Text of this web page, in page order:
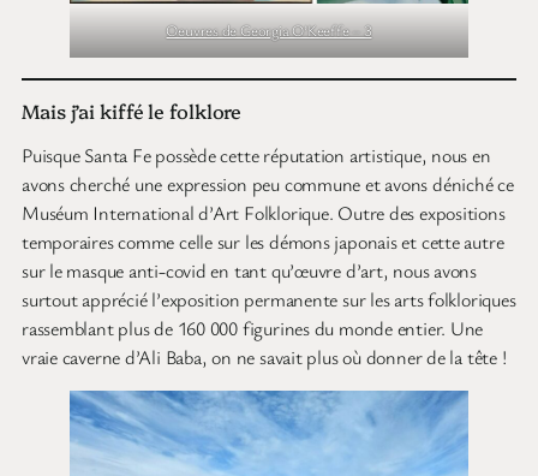
Oeuvres de Georgia O’Keeffe – 3
Mais j’ai kiffé le folklore
Puisque Santa Fe possède cette réputation artistique, nous en
avons cherché une expression peu commune et avons déniché ce
Muséum International d’Art Folklorique. Outre des expositions
temporaires comme celle sur les démons japonais et cette autre
sur le masque anti-covid en tant qu’œuvre d’art, nous avons
surtout apprécié l’exposition permanente sur les arts folkloriques
rassemblant plus de 160 000 figurines du monde entier. Une
vraie caverne d’Ali Baba, on ne savait plus où donner de la tête !